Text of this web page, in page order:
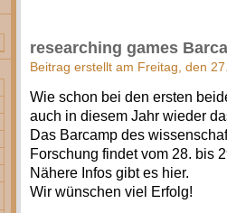
researching games
Beitrag erstellt am Freitag, den
Wie schon bei den ersten
auch in diesem Jahr wieder
Das Barcamp des
Forschung findet vom 28. bis
Nähere Infos gibt es hier.
Wir wünschen viel Erfolg!